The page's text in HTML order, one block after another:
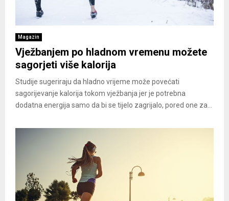
Magazin
Vježbanjem po hladnom vremenu možete
sagorjeti više kalorija
Studije sugeriraju da hladno vrijeme može povećati
sagorijevanje kalorija tokom vježbanja jer je potrebna
dodatna energija samo da bi se tijelo zagrijalo, pored one za...